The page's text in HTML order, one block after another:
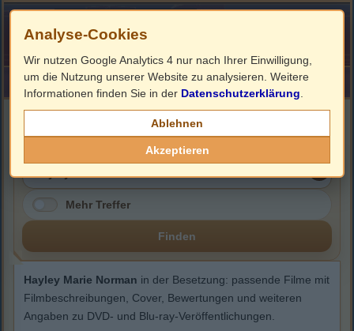
HOME ImpressumLinks
Hayley Marie Norman
Mehr Treffer
Finden
Hayley Marie Norman in der Besetzung: passende Filme mit
Filmbeschreibungen, Cover, Bewertungen und weiteren
Angaben zu DVD- und Blu-ray-Veröffentlichungen.
Analyse-Cookies
Wir nutzen Google Analytics 4 nur nach Ihrer Einwilligung,
um die Nutzung unserer Website zu analysieren. Weitere
Informationen finden Sie in der Datenschutzerklärung
Ablehnen
Akzeptieren